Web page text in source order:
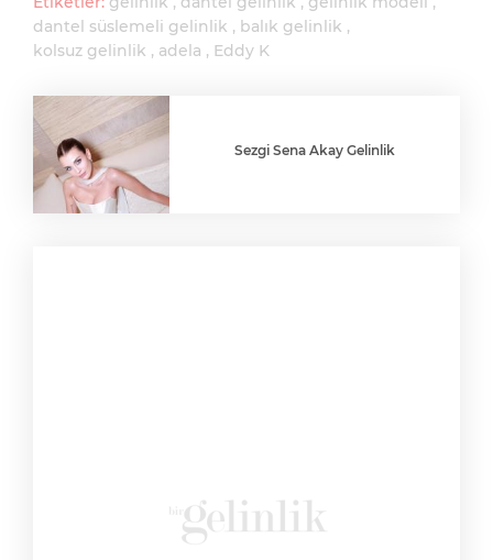
dantel süslemeli gelinlik
balık gelinlik
kolsuz gelinlik
adela Eddy K
Sezgi Sena Akay Gelinlik